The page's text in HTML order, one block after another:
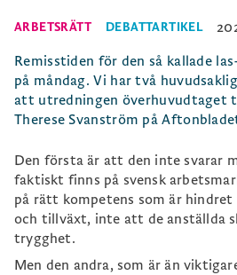
ARBETSRÄTT DEBATTARTIKEL
Remisstiden för den så kallade
på måndag. Vi har två
att utredningen överhuvudtaget
Therese Svanström på
Den första är att den inte svarar
faktiskt finns på svensk
på rätt kompetens som är
och tillväxt, inte att de anställda
trygghet.
Men den andra, som är än